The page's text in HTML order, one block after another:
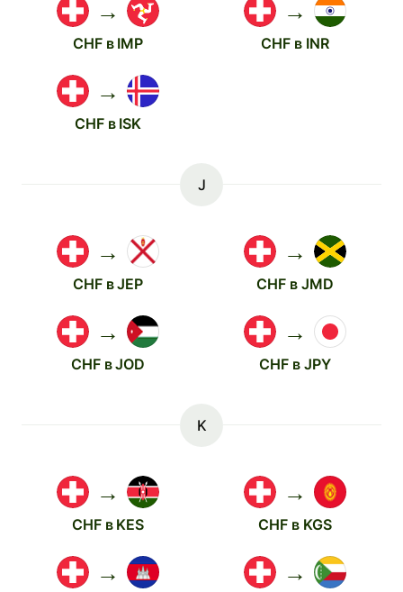
→
CHF в IMP
→
CHF в INR
→
CHF в ISK
J
→
CHF в JEP
→
CHF в JMD
→
CHF в JOD
→
CHF в JPY
K
→
CHF в KES
→
CHF в KGS
→ →